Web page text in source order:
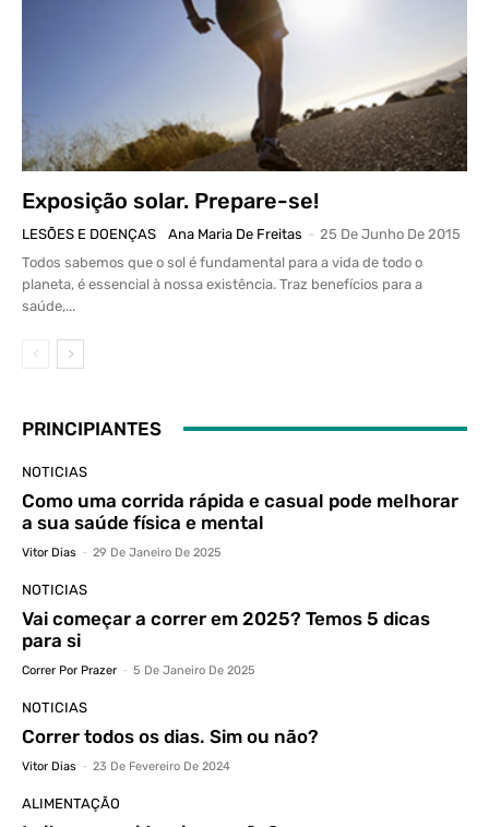
Exposição solar. Prepare-se!
LESÕES E DOENÇAS Ana Maria De Freitas - 25 De Junho De 2015
Todos sabemos que o sol é fundamental para a vida de todo o
planeta, é essencial à nossa existência. Traz benefícios para a
saúde,...
PRINCIPIANTES
NOTICIAS
Como uma corrida rápida e casual pode melhorar
a sua saúde física e mental
Vitor Dias - 29 De Janeiro De 2025
NOTICIAS
Vai começar a correr em 2025? Temos 5 dicas
para si
Correr Por Prazer - 5 De Janeiro De 2025
NOTICIAS
Correr todos os dias. Sim ou não?
Vitor Dias - 23 De Fevereiro De 2024
ALIMENTAÇÃO